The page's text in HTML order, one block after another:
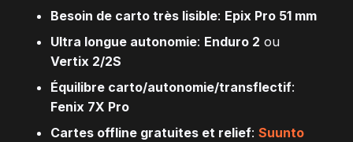
Besoin de carto très lisible: Epix Pro 51 mm
Ultra longue autonomie: Enduro 2 ou
Vertix 2/2S
Équilibre carto/autonomie/transflectif:
Fenix 7X Pro
Cartes offline gratuites et relief: Suunto